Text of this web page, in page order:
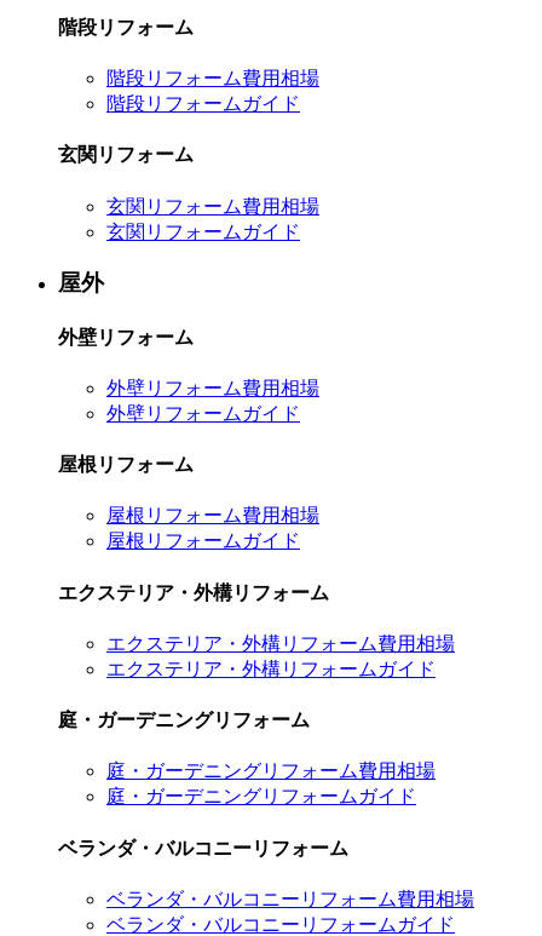
階段リフォーム
階段リフォーム費用相場
階段リフォームガイド
玄関リフォーム
玄関リフォーム費用相場
玄関リフォームガイド
屋外
外壁リフォーム
外壁リフォーム費用相場
外壁リフォームガイド
屋根リフォーム
屋根リフォーム費用相場
屋根リフォームガイド
エクステリア・外構リフォーム
エクステリア・外構リフォーム費用相場
エクステリア・外構リフォームガイド
庭・ガーデニングリフォーム
庭・ガーデニングリフォーム費用相場
庭・ガーデニングリフォームガイド
ベランダ・バルコニーリフォーム
ベランダ・バルコニーリフォーム費用相場
ベランダ・バルコニーリフォームガイド